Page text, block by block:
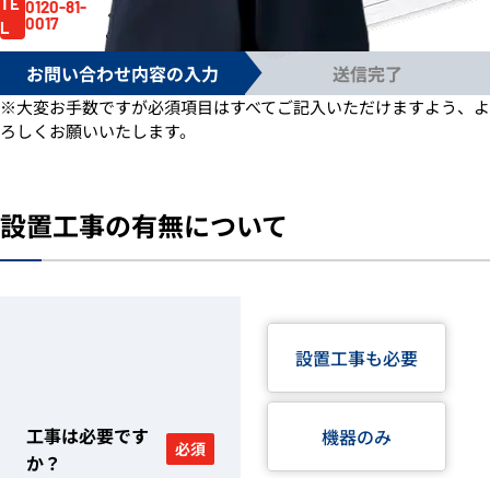
L
0120-81-
0017
ください。
電話受付時間 /
お問い合わせ内容の入力 送信完了
※大変お手数ですが必須項目はすべてご記入いただけますよう、よ
ろしくお願いいたします。
設置工事の有無について
工事は必要です
か？
必須
設置工事も必要
機器のみ